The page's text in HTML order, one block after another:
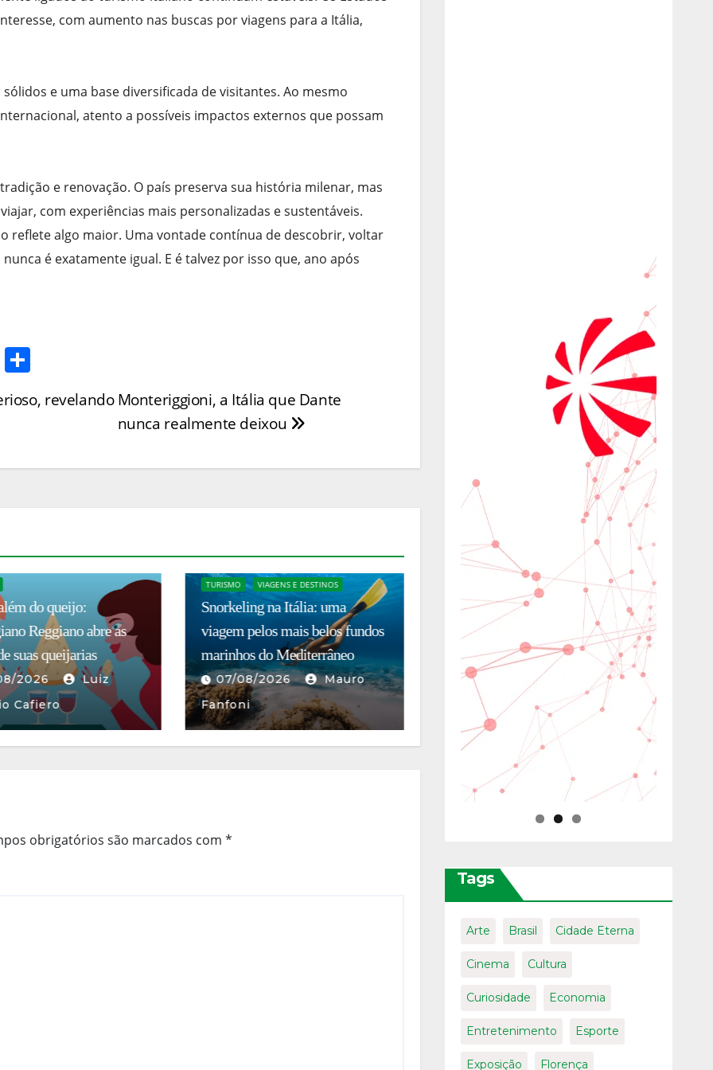
com aumento nas buscas por viagens para a Itália,
e uma base diversificada de visitantes. Ao mesmo
atento a possíveis impactos externos que possam
e renovação. O país preserva sua história milenar, mas
com experiências mais personalizadas e sustentáveis.
reflete algo maior. Uma vontade contínua de descobrir, voltar
é exatamente igual. E é talvez por isso que, ano após
ar
Monteriggioni, a Itália que Dante
nunca realmente deixou
revelando
na Itália: uma
mais belos fundos
do Mediterrâneo
2026
Mauro
TURISMO VIAGENS E DESTINOS
Turismo rural vive verão em alta
e atrai cada vez mais
estrangeiros à Itália
07/08/2026
Luiz
Antônio Cafiero
GASTRONOMIA MADE IN ITALY
Muito além do queijo:
Parmigiano Reggiano abre as
portas de suas queijarias
06/08/2026
Antônio Cafiero
obrigatórios são marcados com *
Tags
Arte Brasil Cidade Eterna
Cinema Cultura
Curiosidade Economia
Entretenimento Esporte
Exposição Florença